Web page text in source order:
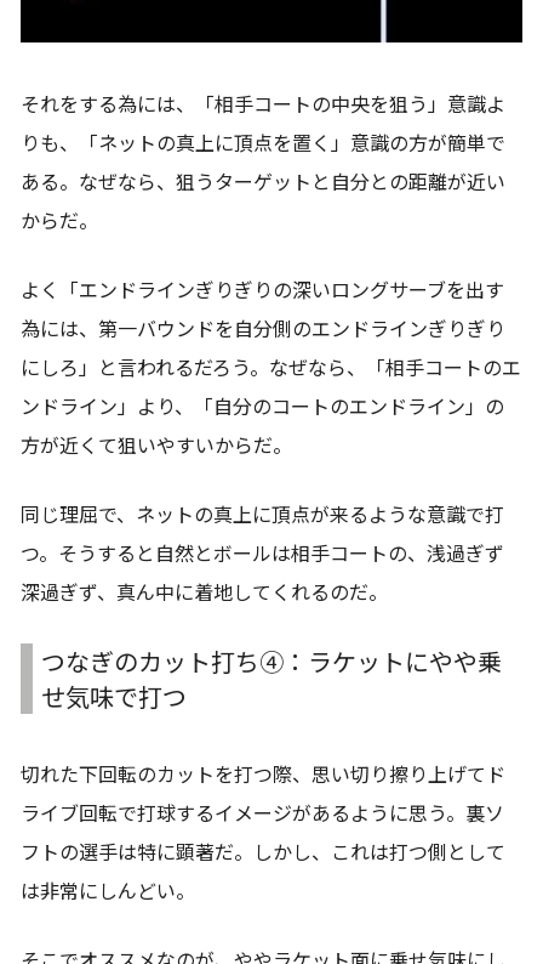
それをする為には、「相手コートの中央を狙う」意識よ
りも、「ネットの真上に頂点を置く」意識の方が簡単で
ある。なぜなら、狙うターゲットと自分との距離が近い
からだ。
よく「エンドラインぎりぎりの深いロングサーブを出す
為には、第一バウンドを自分側のエンドラインぎりぎり
にしろ」と言われるだろう。なぜなら、「相手コートのエ
ンドライン」より、「自分のコートのエンドライン」の
方が近くて狙いやすいからだ。
同じ理屈で、ネットの真上に頂点が来るような意識で打
つ。そうすると自然とボールは相手コートの、浅過ぎず
深過ぎず、真ん中に着地してくれるのだ。
つなぎのカット打ち④：ラケットにやや乗
せ気味で打つ
切れた下回転のカットを打つ際、思い切り擦り上げてド
ライブ回転で打球するイメージがあるように思う。裏ソ
フトの選手は特に顕著だ。しかし、これは打つ側として
は非常にしんどい。